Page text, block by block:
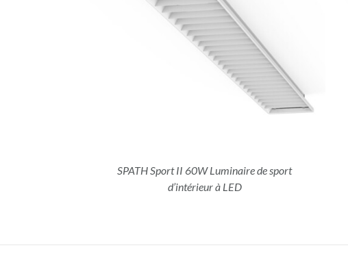
SPATH Sport II 60W Luminaire de sport
d’intérieur à LED